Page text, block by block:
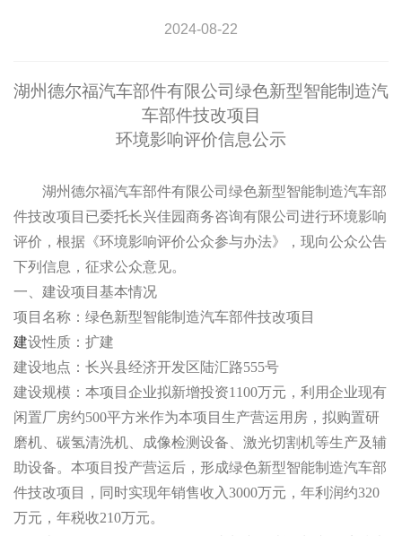
2024-08-22
湖州德尔福汽车部件有限公司绿色新型智能制造汽
车部件技改项目
环境影响评价信息公示
湖州德尔福汽车部件有限公司绿色新型智能制造汽车部
件技改项目已委托长兴佳园商务咨询有限公司进行环境影响
评价，根据《环境影响评价公众参与办法》，现向公众公告
下列信息，征求公众意见。
一、建设项目基本情况
项目名称：绿色新型智能制造汽车部件技改项目
建设性质：扩建
建设地点：长兴县经济开发区陆汇路555号
建设规模：本项目企业拟新增投资1100万元，利用企业现有
闲置厂房约500平方米作为本项目生产营运用房，拟购置研
磨机、碳氢清洗机、成像检测设备、激光切割机等生产及辅
助设备。本项目投产营运后，形成绿色新型智能制造汽车部
件技改项目，同时实现年销售收入3000万元，年利润约320
万元，年税收210万元。